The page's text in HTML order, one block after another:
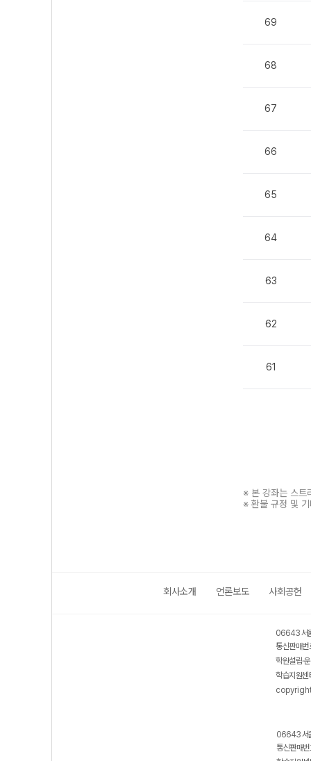
69
68
67
66
65
64
63
62
61
※ 본 강좌는 스트
※ 환불 규정 및
회사소개 언론보도 사회공헌
06643 서
통신판매
학원설립·
학습지원
06643 서
통신판매